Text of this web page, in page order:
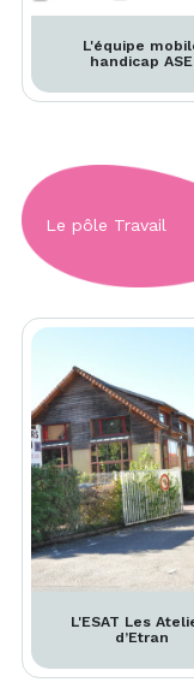
L'équipe
handicap ASE
Le pôle Travail
L'ESAT Les
d’Etran